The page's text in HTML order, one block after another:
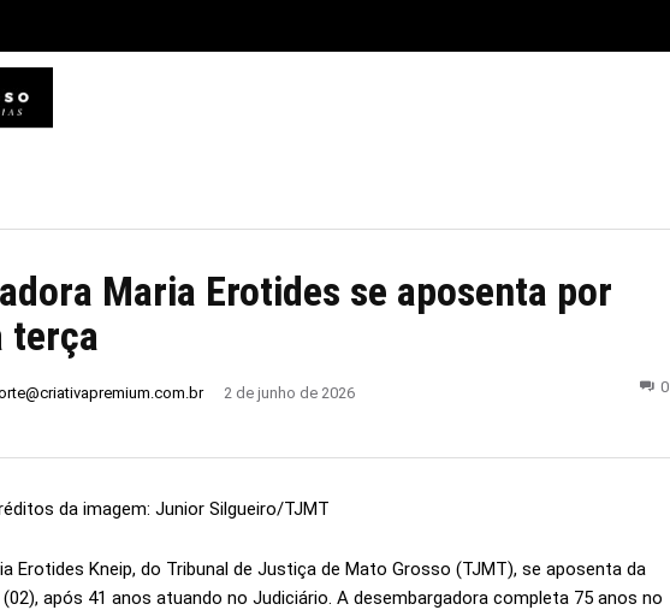
Maria Erotides se aposenta por
terça
2 de junho de 2026 0
da imagem: Junior Silgueiro/TJMT
Erotides Kneip, do Tribunal de Justiça de Mato Grosso (TJMT), se aposenta da
após 41 anos atuando no Judiciário. A desembargadora completa 75 anos no